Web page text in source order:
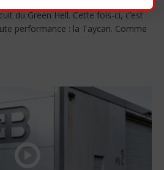
du Green Hell. Cette fois-ci, c’est
performance : la Taycan. Comme